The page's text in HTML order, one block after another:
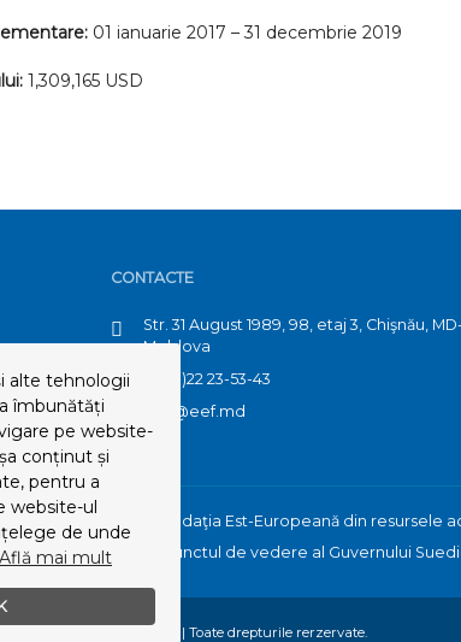
alte tehnologii
îmbunătăți
pe website-
conținut și
pentru a
website-ul
de unde
Află mai mult
01 ianuarie 2017 – 31 decembrie 2019
1,309,165 USD
CONTACTE
Str. 31 August 1989, 98, etaj 3, Chişnău,
Moldova
(+373)22 23-53-43
info@eef.md
realizat de către Fundaţia Est-Europeană din
nu reflectă neapărat punctul de vedere al Guvernului
EST-EUROPEANĂ | Toate drepturile rerzervate.